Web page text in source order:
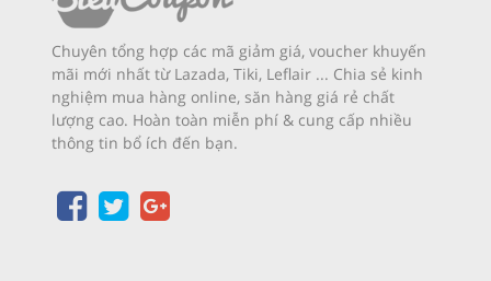
Chuyên tổng hợp các mã giảm giá, voucher khuyến
mãi mới nhất từ Lazada, Tiki, Leflair ... Chia sẻ kinh
nghiệm mua hàng online, săn hàng giá rẻ chất
lượng cao. Hoàn toàn miễn phí & cung cấp nhiều
thông tin bổ ích đến bạn.